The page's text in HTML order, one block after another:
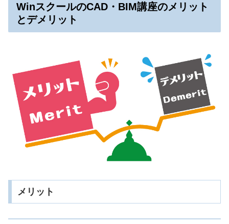
WinスクールのCAD・BIM講座のメリット
とデメリット
メリット